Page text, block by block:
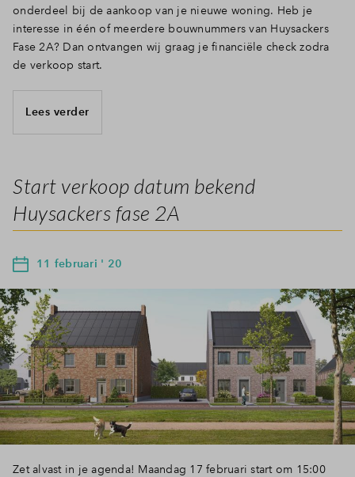
onderdeel bij de aankoop van je nieuwe woning. Heb je
interesse in één of meerdere bouwnummers van Huysackers
Fase 2A? Dan ontvangen wij graag je financiële check zodra
de verkoop start.
Lees verder
Start verkoop datum bekend
Huysackers fase 2A
11 februari ' 20
Zet alvast in je agenda! Maandag 17 februari start om 15:00